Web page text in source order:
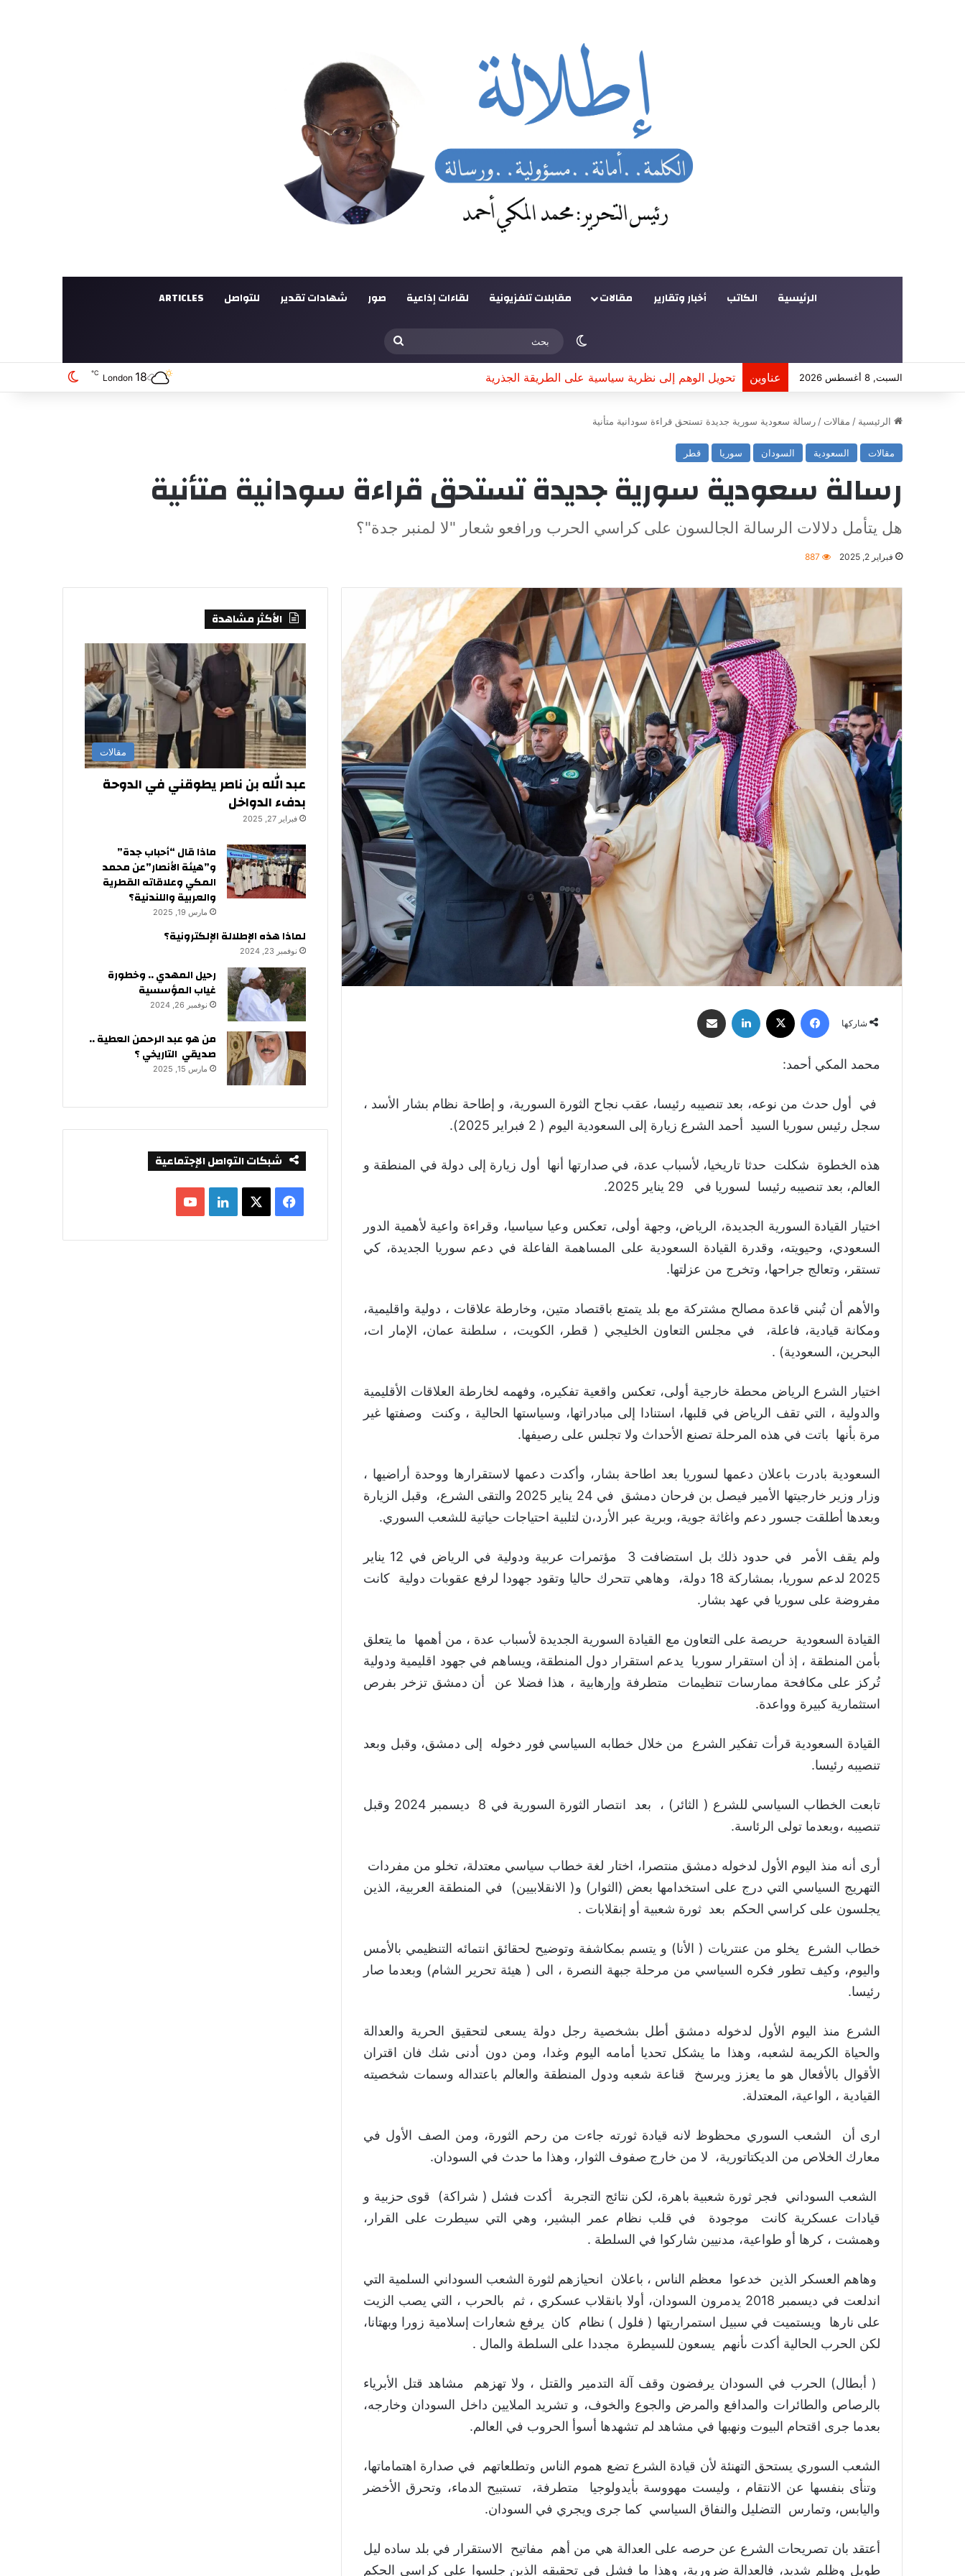
الرئيسية الكاتب أخبار وتقارير مقالات مقابلات تلفزيونية لقاءات إذاعية صور شهادات تقدير للتواصل ARTICLES
الوضع المظلم
السبت, 8 أغسطس 2026 عناوين تحويل الوهم إلى نظرية سياسية على الطريقة الجذرية London 18
℃
الرئيسية / مقالات / رسالة سعودية سورية جديدة تستحق قراءة سودانية متأنية
مقالات السعودية السودان سوريا قطر
رسالة سعودية سورية جديدة تستحق قراءة سودانية متأنية
هل يتأمل دلالات الرسالة الجالسون على كراسي الحرب ورافعو شعار "لا لمنبر جدة"؟
فبراير 2, 2025 887
شاركها
محمد المكي أحمد:
في أول حدث من نوعه، بعد تنصيبه رئيسا، عقب نجاح الثورة السورية، و إطاحة نظام بشار الأسد ،
سجل رئيس سوريا السيد أحمد الشرع زيارة إلى السعودية اليوم ( 2 فبراير 2025).
هذه الخطوة شكلت حدثا تاريخيا، لأسباب عدة، في صدارتها أنها أول زيارة إلى دولة في المنطقة و
العالم، بعد تنصيبه رئيسا لسوريا في 29 يناير 2025.
اختيار القيادة السورية الجديدة، الرياض، وجهة أولى، تعكس وعيا سياسيا، وقراءة واعية لأهمية الدور
السعودي، وحيويته، وقدرة القيادة السعودية على المساهمة الفاعلة في دعم سوريا الجديدة، كي
تستقر، وتعالج جراحها، وتخرج من عزلتها.
والأهم أن تُبني قاعدة مصالح مشتركة مع بلد يتمتع باقتصاد متين، وخارطة علاقات ، دولية واقليمية،
ومكانة قيادية، فاعلة، في مجلس التعاون الخليجي ( قطر، الكويت، ، سلطنة عمان، الإمار ات،
البحرين، السعودية) .
اختيار الشرع الرياض محطة خارجية أولى، تعكس واقعية تفكيره، وفهمه لخارطة العلاقات الأقليمية
والدولية ، التي تقف الرياض في قلبها، استنادا إلى مبادراتها، وسياستها الحالية ، وكنت وصفتها غير
مرة بأنها باتت في هذه المرحلة تصنع الأحداث ولا تجلس على رصيفها.
السعودية بادرت باعلان دعمها لسوريا بعد اطاحة بشار، وأكدت دعمها لاستقرارها ووحدة أراضيها ،
وزار وزير خارجيتها الأمير فيصل بن فرحان دمشق في 24 يناير 2025 والتقى الشرع، وقبل الزيارة
وبعدها أطلقت جسور دعم واغاثة جوية، وبرية عبر الأرد،ن لتلبية احتياجات حياتية للشعب السوري.
ولم يقف الأمر في حدود ذلك بل استضافت 3 مؤتمرات عربية ودولية في الرياض في 12 يناير
2025 لدعم سوريا، بمشاركة 18 دولة، وهاهي تتحرك حاليا وتقود جهودا لرفع عقوبات دولية كانت
مفروضة على سوريا في عهد بشار.
القيادة السعودية حريصة على التعاون مع القيادة السورية الجديدة لأسباب عدة ، من أهمها ما يتعلق
بأمن المنطقة ، إذ أن استقرار سوريا يدعم استقرار دول المنطقة، ويساهم في جهود اقليمية ودولية
تُركز على مكافحة ممارسات تنظيمات متطرفة وإرهابية ، هذا فضلا عن أن دمشق تزخر بفرص
استثمارية كبيرة وواعدة.
القيادة السعودية قرأت تفكير الشرع من خلال خطابه السياسي فور دخوله إلى دمشق، وقبل وبعد
تنصيبه رئيسا.
تابعت الخطاب السياسي للشرع ( الثائر) ، بعد انتصار الثورة السورية في 8 ديسمبر 2024 وقبل
تنصيبه ،وبعدما تولى الرئاسة.
أرى أنه منذ اليوم الأول لدخوله دمشق منتصرا، اختار لغة خطاب سياسي معتدلة، تخلو من مفردات
التهريج السياسي التي درج على استخدامها بعض (الثوار) و( الانقلابيين) في المنطقة العربية، الذين
يجلسون على كراسي الحكم بعد ثورة شعبية أو إنقلابات .
خطاب الشرع يخلو من عنتريات ( الأنا) و يتسم بمكاشفة وتوضيح لحقائق انتمائه التنظيمي بالأمس
واليوم، وكيف تطور فكره السياسي من مرحلة جبهة النصرة ، الى ( هيئة تحرير الشام) وبعدما صار
رئيسا.
الشرع منذ اليوم الأول لدخوله دمشق أطل بشخصية رجل دولة يسعى لتحقيق الحرية والعدالة
والحياة الكريمة لشعبه، وهذا ما يشكل تحديا أمامه اليوم وغدا، ومن دون أدنى شك فان اقتران
الأقوال بالأفعال هو ما يعزز ويرسخ قناعة شعبه ودول المنطقة والعالم باعتداله وسمات شخصيته
القيادية ، الواعية، المعتدلة.
ارى أن الشعب السوري محظوظ لانه قيادة ثورته جاءت من رحم الثورة، ومن الصف الأول في
معارك الخلاص من الديكتاتورية، لا من خارج صفوف الثوار، وهذا ما حدث في السودان.
الشعب السوداني فجر ثورة شعبية باهرة، لكن نتائج التجربة أكدت فشل ( شراكة) قوى حزبية و
قيادات عسكرية كانت موجودة في قلب نظام عمر البشير، وهي التي سيطرت على القرار،
وهمشت ، كرها أو طواعية، مدنيين شاركوا في السلطة .
وهاهم العسكر الذين خدعوا معظم الناس ، باعلان انحيازهم لثورة الشعب السوداني السلمية التي
اندلعت في ديسمبر 2018 يدمرون السودان، أولا بانقلاب عسكري ، ثم بالحرب ، التي يصب الزيت
على نارها ويستميت في سبيل استمراريتها ( فلول ) نظام كان يرفع شعارات إسلامية زورا وبهتانا،
لكن الحرب الحالية أكدت ىأنهم يسعون للسيطرة مجددا على السلطة والمال .
( أبطال) الحرب في السودان يرفضون وقف آلة التدمير والقتل ، ولا تهزهم مشاهد قتل الأبرياء
بالرصاص والطائرات والمدافع والمرض والجوع والخوف، و تشريد الملايين داخل السودان وخارجه،
بعدما جرى اقتحام البيوت ونهبها في مشاهد لم تشهدها أسوأ الحروب في العالم.
الشعب السوري يستحق التهنئة لأن قيادة الشرع تضع هموم الناس وتطلعاتهم في صدارة اهتماماتها،
وتنأى بنفسها عن الانتقام ، وليست مهووسة بأيدولوجيا متطرفة، تستبيح الدماء، وتحرق الأخضر
واليابس، وتمارس التضليل والنفاق السياسي كما جرى ويجري في السودان.
أعتقد بان تصريحات الشرع عن حرصه على العدالة هي من أهم مفاتيح الاستقرار في بلد ساده ليل
طويل وظلم شديد، فالعدالة ضرورية، وهذا ما فشل في تحقيقه الذين جلسوا على كراسي الحكم
الأكثر مشاهدة
مقالات
عبد الله بن ناصر يطوقني في الدوحة
بدفء الدواخل
فبراير 27, 2025
ماذا قال “أحباب جدة”
و”هيئة الأنصار”عن محمد
المكي وعلاقاته القطرية
والعربية واللندنية؟
مارس 19, 2025
لماذا هذه الإطلالة الإلكترونية؟
نوفمبر 23, 2024
رحيل المهدي .. وخطورة
غياب المؤسسية
نوفمبر 26, 2024
من هو عبد الرحمن العطية ..
صديقي التاريخي ؟
مارس 15, 2025
شبكات التواصل الإجتماعية
ل